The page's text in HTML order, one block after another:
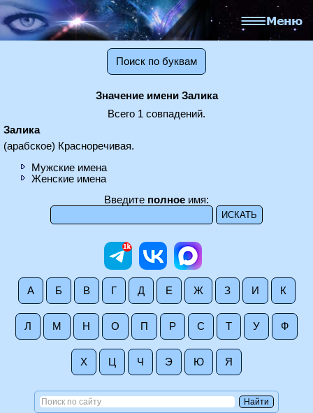
Поиск по буквам
Значение имени Залика
Всего 1 совпадений.
Залика
(арабское) Красноречивая.
Мужские имена
Женские имена
Введите полное имя:
А Б В Г Д Е Ж З И К
Л М Н О П Р С Т У Ф
Х Ц Ч Э Ю Я